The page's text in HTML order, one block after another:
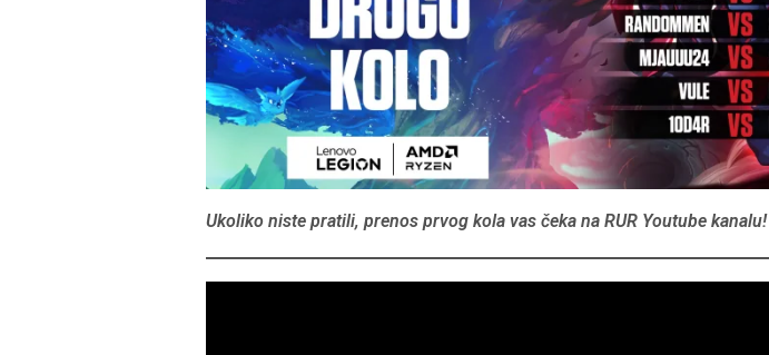
Ukoliko niste pratili, prenos prvog kola vas čeka na RUR Youtube kanalu!